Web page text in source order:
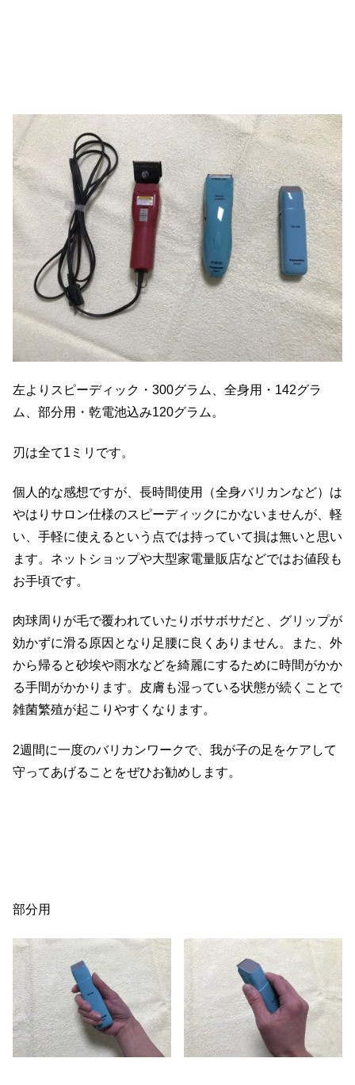
左よりスピーディック・300グラム、全身用・142グラ
ム、部分用・乾電池込み120グラム。
刃は全て1ミリです。
個人的な感想ですが、長時間使用（全身バリカンなど）は
やはりサロン仕様のスピーディックにかないませんが、軽
い、手軽に使えるという点では持っていて損は無いと思い
ます。ネットショップや大型家電量販店などではお値段も
お手頃です。
肉球周りが毛で覆われていたりボサボサだと、グリップが
効かずに滑る原因となり足腰に良くありません。また、外
から帰ると砂埃や雨水などを綺麗にするために時間がかか
る手間がかかります。皮膚も湿っている状態が続くことで
雑菌繁殖が起こりやすくなります。
2週間に一度のバリカンワークで、我が子の足をケアして
守ってあげることをぜひお勧めします。
部分用